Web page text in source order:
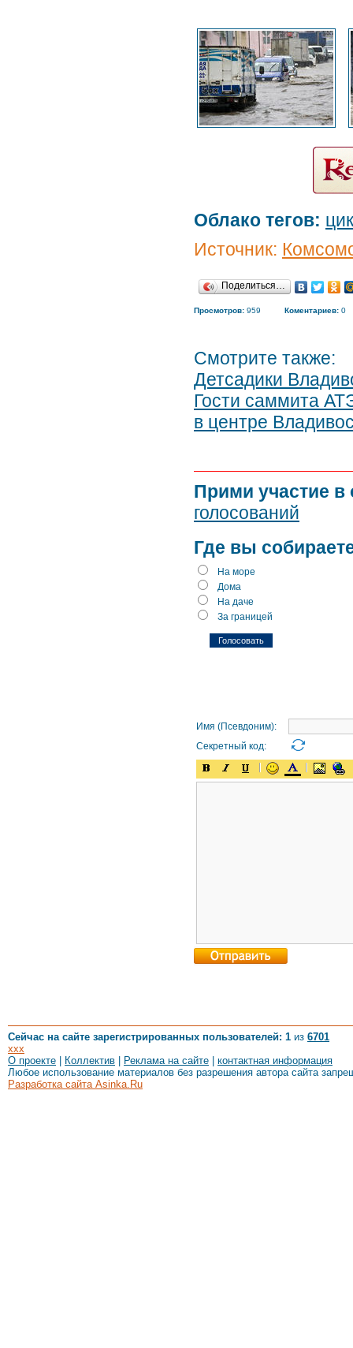
Облако тегов:
Источник:
Поделиться…
Просмотров: 959 Коментариев: 0
Смотрите также:
Детсадики
Гости саммита
в центре
Прими участие в
голосований
Где вы
На море
Дома
На даче
За границей
Имя (Псевдоним):
Секретный код:
Сейчас на сайте зарегистрированных пользователей: 1 из 6701
xxx
О проекте
Коллектив Реклама на сайте
контактная информация
Любое использование материалов без разрешения автора сайта
Разработка сайта Asinka.Ru